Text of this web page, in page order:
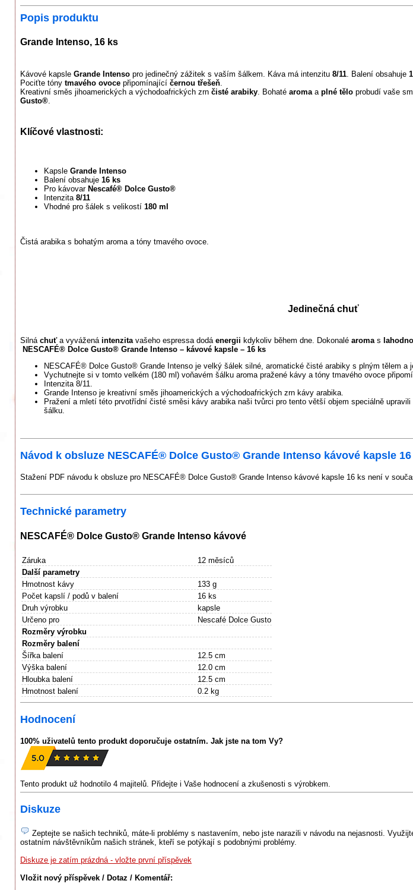
Popis produktu
Grande Intenso, 16 ks
Kávové kapsle Grande Intenso pro jedinečný zážitek s vaším šálkem. Káva má intenzitu 8/11 . Balení obsahuje
Pociťte tóny tmavého ovoce připomínající černou třešeň
Kreativní směs jihoamerických a východoafrických zrn čisté arabiky . Bohaté aroma a plné tělo probudí vaše
Gusto®
Klíčové vlastnosti:
Kapsle Grande Intenso
Balení obsahuje 16 ks
Pro kávovar Nescafé® Dolce Gusto®
Intenzita 8/11
Vhodné pro šálek s velikostí 180 ml
Čistá arabika s bohatým aroma a tóny tmavého ovoce.
Jedinečná chuť
Silná chuťa vyvážená intenzita vašeho espressa dodá energii kdykoliv během dne. Dokonalé aroma s
NESCAFÉ® Dolce Gusto® Grande Intenso – kávové kapsle – 16 ks
NESCAFÉ® Dolce Gusto® Grande Intenso je velký šálek silné, aromatické čisté arabiky s plným tělem a
Vychutnejte si v tomto velkém (180 ml) voňavém šálku aroma pražené kávy a tóny tmavého ovoce
Intenzita 8/11.
Grande Intenso je kreativní směs jihoamerických a východoafrických zrn kávy arabika.
Pražení a mletí této prvotřídní čisté směsi kávy arabika naši tvůrci pro tento větší objem speciálně
šálku.
Návod k obsluze NESCAFÉ® Dolce Gusto® Grande Intenso kávové kapsle
Stažení PDF návodu k obsluze pro NESCAFÉ® Dolce Gusto® Grande Intenso kávové kapsle 16 ks není v
Technické parametry
NESCAFÉ® Dolce Gusto® Grande Intenso kávové
Záruka
12 měsíců
Další parametry
Hmotnost kávy
133 g
Počet kapslí / podů v balení
16 ks
Druh výrobku
kapsle
Určeno pro
Nescafé Dolce Gusto
Rozměry výrobku
Rozměry balení
Šířka balení
12.5 cm
Výška balení
12.0 cm
Hloubka balení
12.5 cm
Hmotnost balení
0.2 kg
Hodnocení
100% uživatelů tento produkt doporučuje ostatním. Jak jste na tom Vy?
Tento produkt už hodnotilo 4 majitelů. Přidejte i Vaše hodnocení a zkušenosti s výrobkem.
Diskuze
Zeptejte se našich techniků, máte-li problémy s nastavením, nebo jste narazili v návodu na nejasnosti.
ostatním návštěvníkům našich stránek, kteří se potýkají s podobnými problémy.
Diskuze je zatím prázdná - vložte první příspěvek
Vložit nový příspěvek / Dotaz / Komentář: